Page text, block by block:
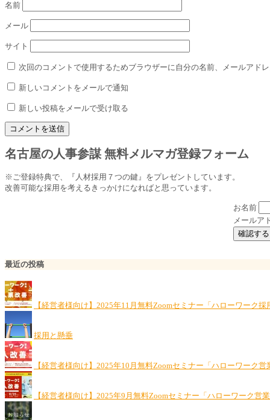
名前
メール
サイト
次回のコメントで使用するためブラウザーに自分の名前、メールアドレ
新しいコメントをメールで通知
新しい投稿をメールで受け取る
名古屋の人事参謀 無料メルマガ登録フォーム
※ご登録特典で、『人材採用７つの鍵』をプレゼントしています。
改善可能な採用を考えるきっかけになればと思っています。
お名前
メールア
最近の投稿
【経営者様向け】2025年11月無料Zoomセミナー「ハローワーク採
採用と懸垂
【経営者様向け】2025年10月無料Zoomセミナー「ハローワーク営
【経営者様向け】2025年9月無料Zoomセミナー「ハローワーク営業